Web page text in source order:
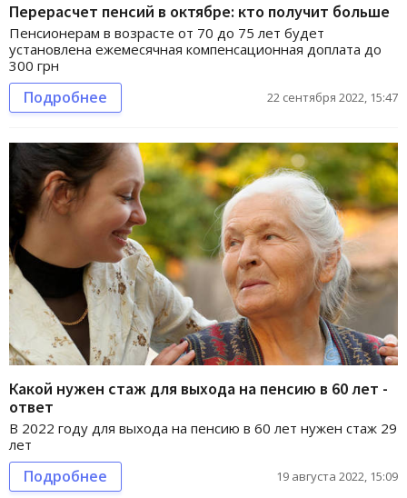
Перерасчет пенсий в октябре: кто получит больше
Пенсионерам в возрасте от 70 до 75 лет будет
установлена ежемесячная компенсационная доплата до
300 грн
Подробнее 22 сентября 2022, 15:47
Какой нужен стаж для выхода на пенсию в 60 лет -
ответ
В 2022 году для выхода на пенсию в 60 лет нужен стаж 29
лет
Подробнее 19 августа 2022, 15:09